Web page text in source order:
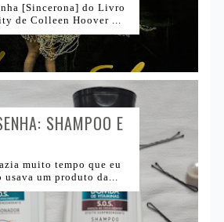
[Sincerona] do Livro
de Colleen Hoover ...
SHAMPOO E
SKALA...
muito tempo que eu
usava um produto da...